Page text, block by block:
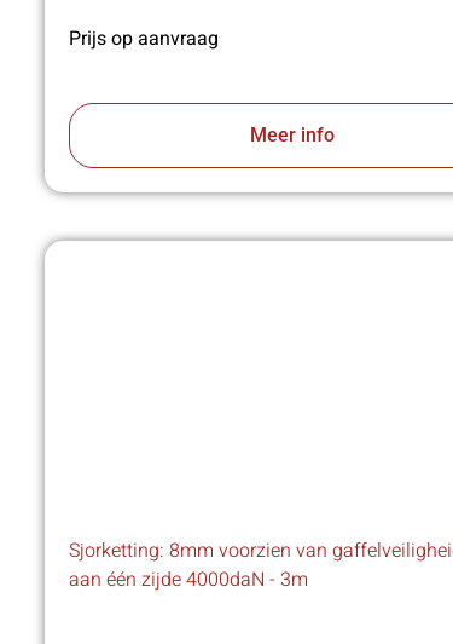
Prijs op aanvraag
Meer info
Sjorketting: 8mm voorzien van
aan één zijde 4000daN - 3m